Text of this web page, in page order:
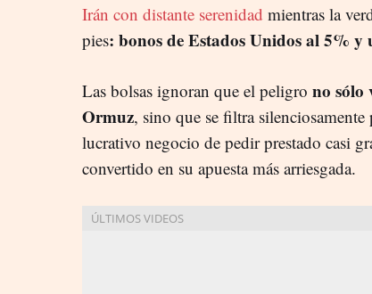
Irán con distante serenidad mientras la
pies: bonos de Estados Unidos al 5% y
Las bolsas ignoran que el peligro no sólo
Ormuz, sino que se filtra
lucrativo negocio de pedir prestado casi
convertido en su apuesta más arriesgada.